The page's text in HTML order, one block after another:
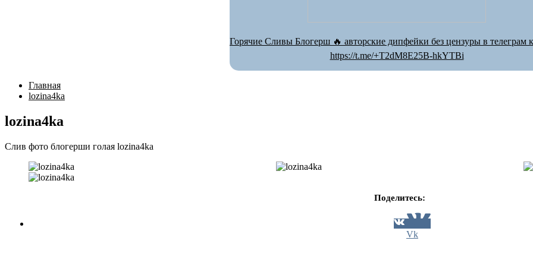
Горячие Сливы Блогерш 🔥 авторские дипфейки без цензуры в телеграм
https://t.me/+T2dM8E25B-hkYTBi
Главная
lozina4ka
lozina4ka
Слив фото блогерши голая lozina4ka
Поделитесь:
Vk